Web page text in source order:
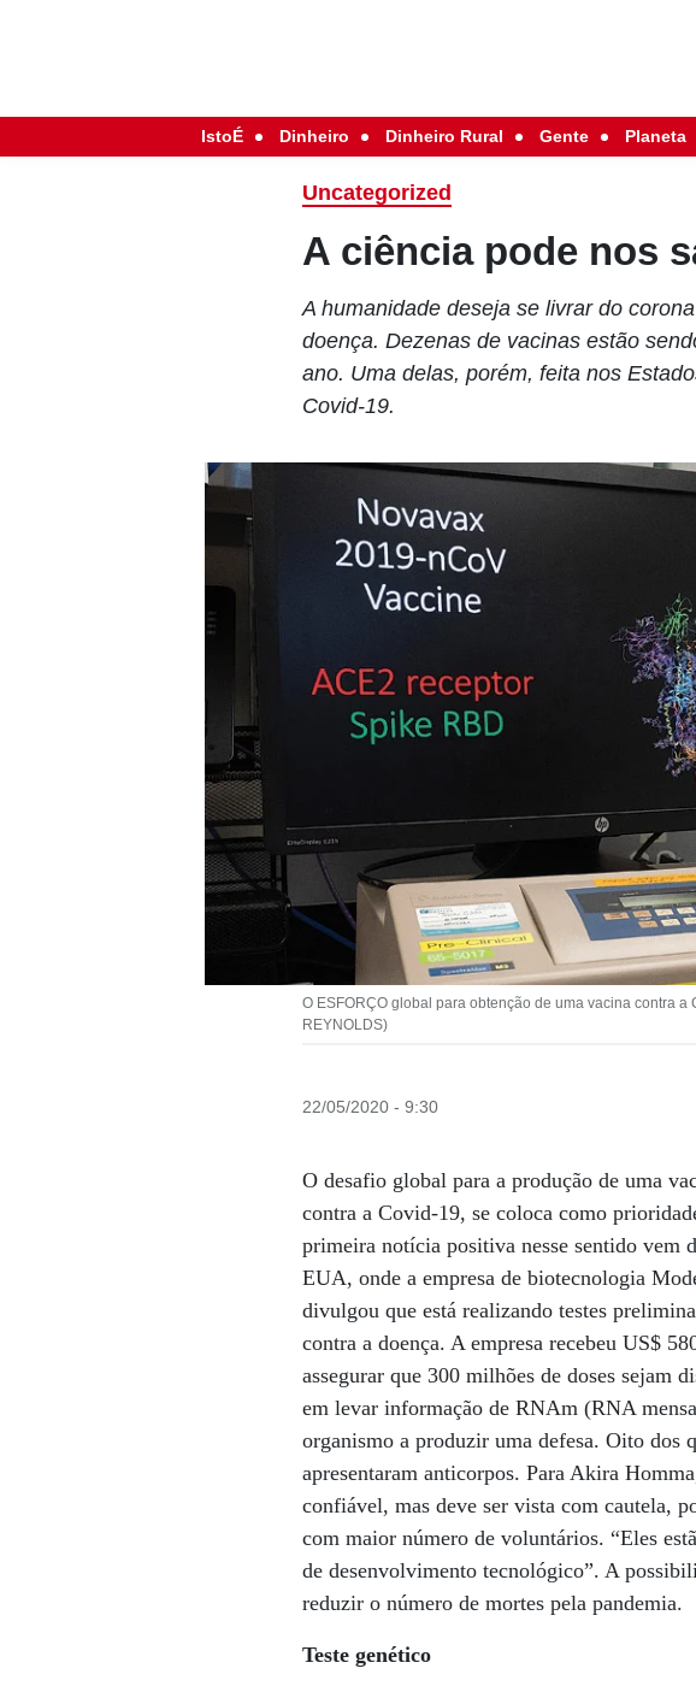
IstoÉ Dinheiro Dinheiro Rural Gente Planeta
Uncategorized
A ciência pode nos
A humanidade deseja se livrar do
doença. Dezenas de vacinas estão
ano. Uma delas, porém, feita nos
Covid-19.
O ESFORÇO global para obtenção de uma vacina contra
REYNOLDS)
22/05/2020 - 9:30
O desafio global para a produção de uma
contra a Covid-19, se coloca como
primeira notícia positiva nesse sentido vem
EUA, onde a empresa de biotecnologia
divulgou que está realizando testes
contra a doença. A empresa recebeu US$
assegurar que 300 milhões de doses sejam
em levar informação de RNAm (RNA
organismo a produzir uma defesa. Oito dos
apresentaram anticorpos. Para Akira
confiável, mas deve ser vista com cautela,
com maior número de voluntários. “Eles
de desenvolvimento tecnológico”. A
reduzir o número de mortes pela pandemia.
Teste genético